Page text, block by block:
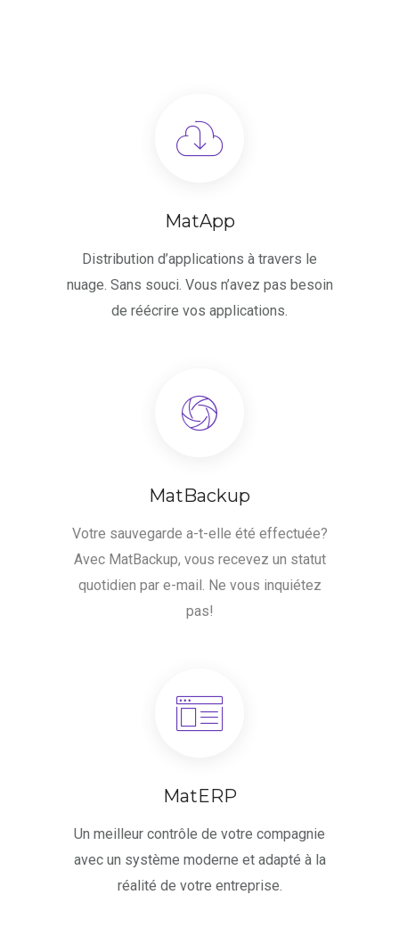
MatApp
Distribution d’applications à travers le
nuage. Sans souci. Vous n’avez pas besoin
de réécrire vos applications.
MatBackup
Votre sauvegarde a-t-elle été effectuée?
Avec MatBackup, vous recevez un statut
quotidien par e-mail. Ne vous inquiétez
pas!
MatERP
Un meilleur contrôle de votre compagnie
avec un système moderne et adapté à la
réalité de votre entreprise.